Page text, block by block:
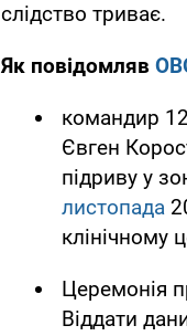
слідство триває.
Як повідомляв
командир
Євген
підриву у
листопада
клінічному
Церемонія
Віддати